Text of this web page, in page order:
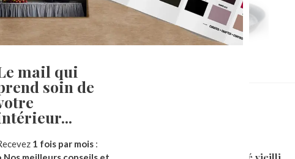
complémentaires
galvanisé – effet vieilli
mail qui
soin de
1 fois par mois: